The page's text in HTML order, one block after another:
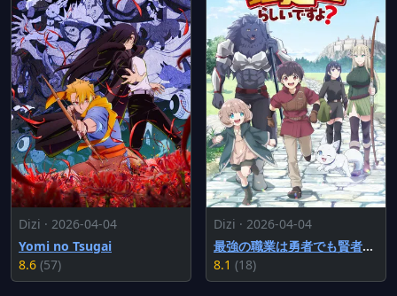
Dizi · 2026-04-04
Yomi no Tsugai
8.6 (57)
Dizi · 2026-04-04
最強の職業は勇者でも賢者でもなく鑑定士（仮）らしいですよ？
8.1 (18)